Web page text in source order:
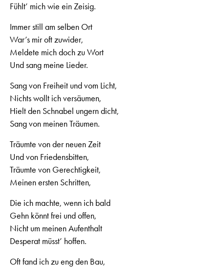
Fühlt’ mich wie ein Zeisig.
Immer still am selben Ort
War’s mir oft zuwider,
Meldete mich doch zu Wort
Und sang meine Lieder.
Sang von Freiheit und vom Licht,
Nichts wollt ich versäumen,
Hielt den Schnabel ungern dicht,
Sang von meinen Träumen.
Träumte von der neuen Zeit
Und von Friedensbitten,
Träumte von Gerechtigkeit,
Meinen ersten Schritten,
Die ich machte, wenn ich bald
Gehn könnt frei und offen,
Nicht um meinen Aufenthalt
Desperat müsst’ hoffen.
Oft fand ich zu eng den Bau,